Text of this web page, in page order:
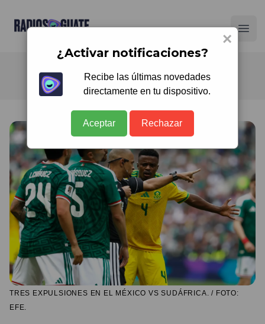
Radios Guate
TRES EXPULSIONES EN EL MÉXICO VS SUDÁFRICA. / FOTO:
EFE.
×
¿Activar notificaciones?
Recibe las últimas novedades
directamente en tu dispositivo.
Aceptar Rechazar